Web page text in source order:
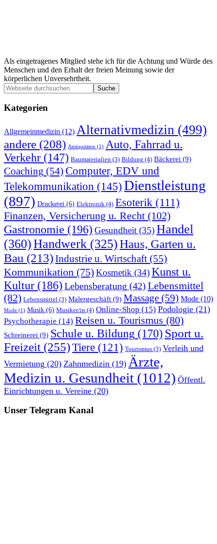
Als eingetragenes Mitglied stehe ich für die Achtung und Würde des
Menschen und den Erhalt der freien Meinung sowie der
körperlichen Unversehrtheit.
Seitenspalte
Webseite
durchsuchen
Kategorien
Allgemeinmedizin (12) Alternativmedizin (499)
andere (208) Antiquitäten (1) Auto, Fahrrad u.
Verkehr (147) Baumaterialien (3) Bildung (4) Bäckerei (9)
Coaching (54) Computer, EDV und
Telekommunikation (145)Dienstleistung
(897) Druckerei (6) Elektronik (4) Esoterik (111)
Finanzen, Versicherung u. Recht (102)
Gastronomie (196) Gesundheit (35)Handel
(360)Handwerk (325)Haus, Garten u.
Bau (213)Industrie u. Wirtschaft (55)
Kommunikation (75)Kosmetik (34)Kunst u.
Kultur (186) Lebensberatung (42) Lebensmittel
(82) Lebensmittel (3) Malergeschäft (9) Massage (59) Mode (10)
Mode (1) Musik (6) Musiker/in (4) Online-Shop (15) Podologie (21)
Psychotherapie (14) Reisen u. Tourismus (80)
Schreinerei (9) Schule u. Bildung (170) Sport u.
Freizeit (255)Tiere (121) Tourismus (3) Verleih und
Vermietung (20) Zahnmedizin (19) Ärzte,
Medizin u. Gesundheit (1012) Öffentl.
Einrichtungen u. Vereine (20)
Unser Telegram Kanal